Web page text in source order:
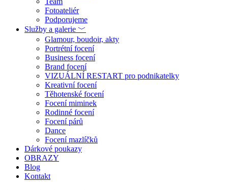
Fotoateliér
Podporujeme
Služby a galerie ﹀
Glamour, boudoir, akty
Portrétní focení
Business focení
Brand focení
VIZUÁLNÍ RESTART pro podnikatelky
Kreativní focení
Těhotenské focení
Focení miminek
Rodinné focení
Focení párů
Dance
Focení mazlíčků
Dárkové poukazy
OBRAZY
Blog
Kontakt